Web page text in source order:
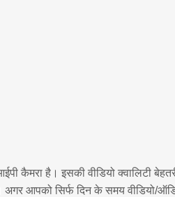
कैमरा है। इसकी वीडियो क्वालिटी
आपको सिर्फ दिन के समय वीडियो/